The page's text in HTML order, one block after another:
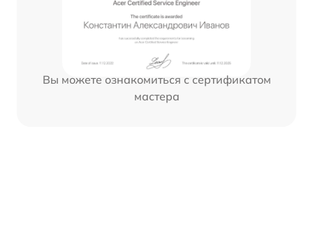
Вы можете ознакомиться с сертификатом
мастера